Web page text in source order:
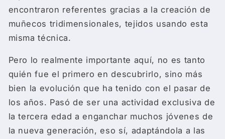
encontraron referentes gracias a la creación de
muñecos tridimensionales, tejidos usando esta
misma técnica.
Pero lo realmente importante aquí, no es tanto
quién fue el primero en descubrirlo, sino más
bien la evolución que ha tenido con el pasar de
los años. Pasó de ser una actividad exclusiva de
la tercera edad a enganchar muchos jóvenes de
la nueva generación, eso sí, adaptándola a las